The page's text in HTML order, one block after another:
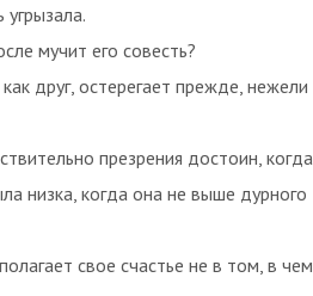
мучит его совесть?
друг, остерегает прежде, нежели
презрения достоин, когда
низка, когда она не выше дурного
свое счастье не в том, в чем